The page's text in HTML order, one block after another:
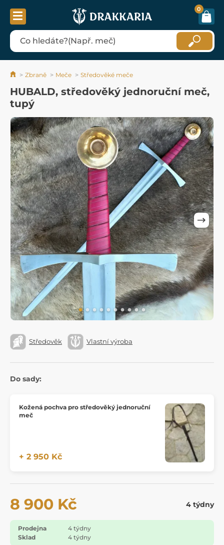
0
Zbraně Meče Středověké meče
HUBALD, středověký jednoruční meč,
tupý
Středověk Vlastní výroba
Do sady:
Kožená pochva pro středověký jednoruční
meč
+ 2 950 Kč
8 900 Kč 4 týdny
Prodejna
4 týdny
Sklad
4 týdny